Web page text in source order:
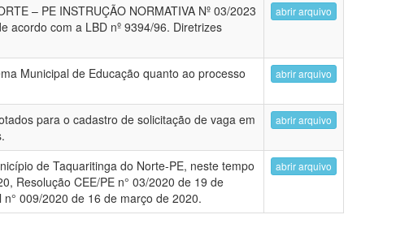
– PE INSTRUÇÃO NORMATIVA Nº 03/2023
acordo com a LBD nº 9394/96. Diretrizes
abrir arquivo
Municipal de Educação quanto ao processo
abrir arquivo
para o cadastro de solicitação de vaga em
abrir arquivo
de Taquaritinga do Norte-PE, neste tempo
Resolução CEE/PE n° 03/2020 de 19 de
009/2020 de 16 de março de 2020.
abrir arquivo